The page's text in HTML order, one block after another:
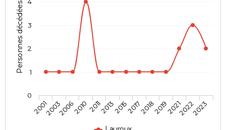
Personnes décédées
2001200320062010 201120132015201720182019202120222023
0
1
2
3